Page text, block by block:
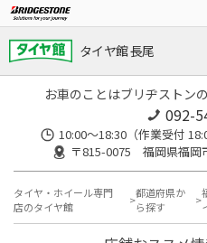
タイヤ館 長尾
お車のことはブリヂストン
092-
10:00～18:30（作業受付
〒815-0075 福岡県福岡
タイヤ・ホイール専門
店のタイヤ館
都道府県か
ら探す